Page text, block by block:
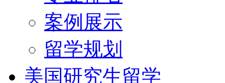
案例展示
留学规划
美国研究生留学